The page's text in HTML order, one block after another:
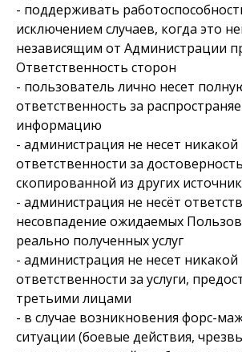
- поддерживать
исключением случаев, когда это
независящим от Администрации
Ответственность сторон
- пользователь лично несет
ответственность за
информацию
- администрация не несет никакой
ответственности за
скопированной из других
- администрация не несёт
несовпадение ожидаемых
реально полученных услуг
- администрация не несет никакой
ответственности за услуги,
третьими лицами
- в случае возникновения форс-
ситуации (боевые действия,